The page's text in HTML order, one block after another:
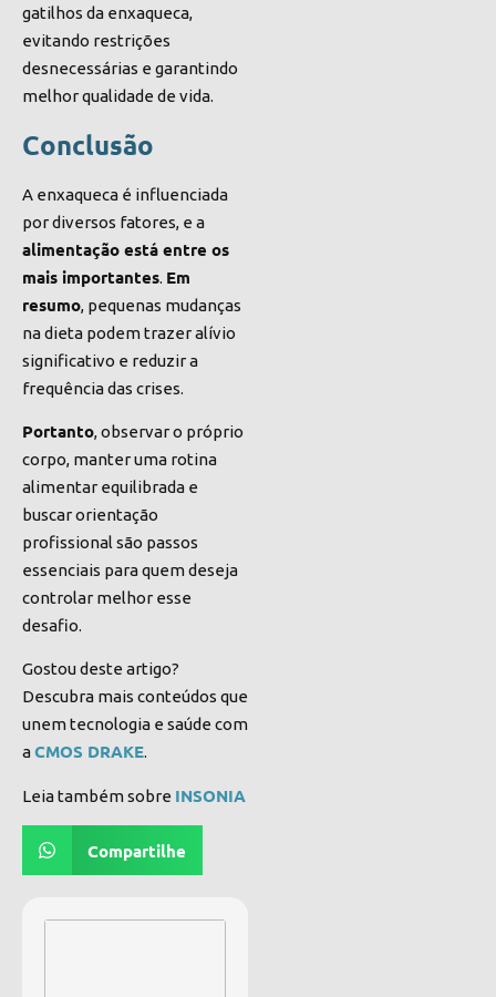
gatilhos da enxaqueca,
evitando restrições
desnecessárias e garantindo
melhor qualidade de vida.
Conclusão
A enxaqueca é influenciada
por diversos fatores, e a
alimentação está entre os
mais importantes. Em
resumo, pequenas mudanças
na dieta podem trazer alívio
significativo e reduzir a
frequência das crises.
Portanto, observar o próprio
corpo, manter uma rotina
alimentar equilibrada e
buscar orientação
profissional são passos
essenciais para quem deseja
controlar melhor esse
desafio.
Gostou deste artigo?
Descubra mais conteúdos que
unem tecnologia e saúde com
aCMOS DRAKE.
Leia também sobre INSONIA
Compartilhe